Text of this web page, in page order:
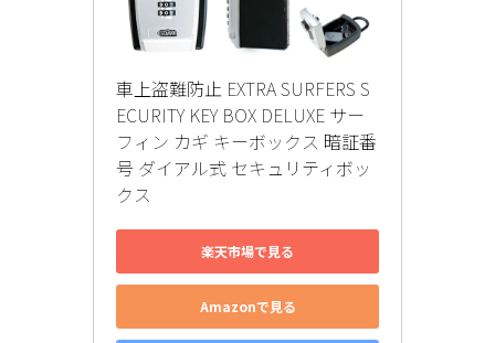
車上盗難防止 EXTRA SURFERS S
ECURITY KEY BOX DELUXE サー
フィン カギ キーボックス 暗証番
号 ダイアル式 セキュリティボッ
クス
楽天市場で見る
Amazonで見る